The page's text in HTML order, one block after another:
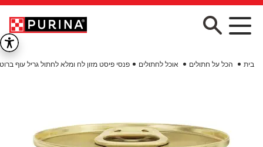
Skip to main content
בית הכל על חתולים אוכל לחתולים פנסי פיסט מזון לח ומלא לחתול גריל עוף